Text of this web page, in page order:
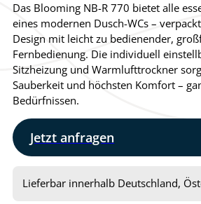
Das Blooming NB-R 770 bietet alle
eines modernen Dusch-WCs –
Design mit leicht zu bedienender,
Fernbedienung. Die individuell
Sitzheizung und Warmlufttrockner
Sauberkeit und höchsten Komfort –
Bedürfnissen.
Jetzt anfragen
Lieferbar innerhalb Deutschland,
1 2 3 4
Womit dürfen wir helfen?
Ich benötige ein
Ich möchte einen